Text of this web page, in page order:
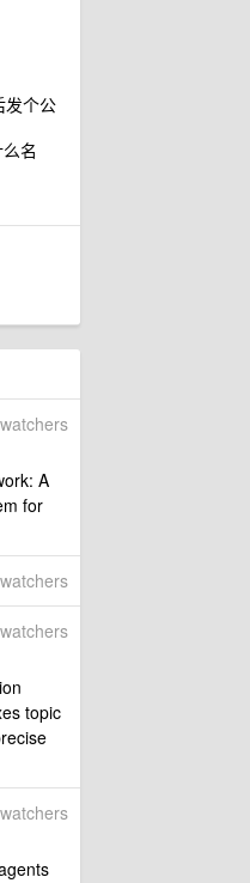
发个公
名
A
for
topic